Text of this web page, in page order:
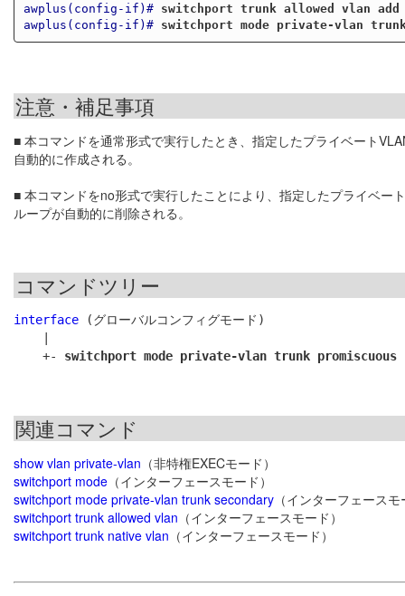
awplus(config-if)#
switchport trunk allowed vlan add
awplus(config-if)#
switchport mode private-vlan
注意・補足事項
■ 本コマンドを通常形式で実行したとき、指定したプライベート
自動的に作成される。
■ 本コマンドをno形式で実行したことにより、指定したプライベー
ループが自動的に削除される。
コマンドツリー
interface (グローバルコンフィグモード)
    +-
switchport mode private-vlan trunk promiscuous
関連コマンド
show vlan private-vlan （非特権EXECモード）
switchport mode （インターフェースモード）
switchport mode private-vlan trunk secondary （インターフェース
switchport trunk allowed vlan （インターフェースモード）
switchport trunk native vlan （インターフェースモード）